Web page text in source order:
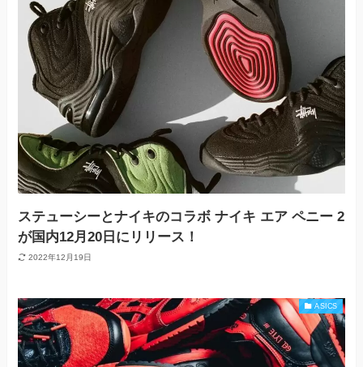
ステューシーとナイキのコラボ ナイキ エア ペニー 2
が国内12月20日にリリース！
2022年12月19日
ASICS